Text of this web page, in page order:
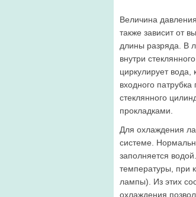
Величина
также зависит от
длины разряда. В
внутри
циркулирует вода,
вход­ного
стеклянного
прокладками.
Для охлаждения
системе.
заполняется
температуры, при
лампы). Из этих
охлаж­дения